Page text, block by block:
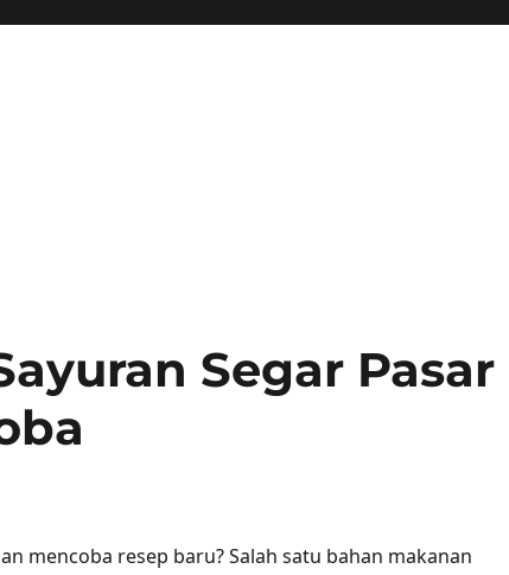
Segar Pasar
mencoba resep baru? Salah satu bahan makanan